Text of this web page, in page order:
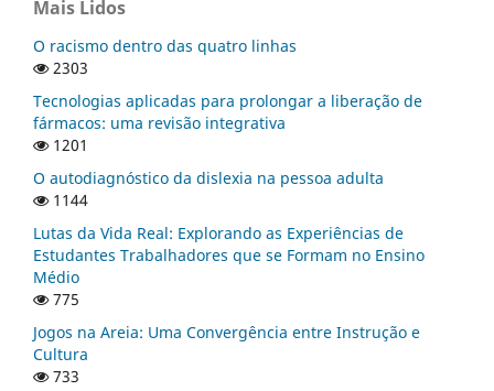
Mais Lidos
O racismo dentro das quatro linhas
2303
Tecnologias aplicadas para prolongar a liberação de
fármacos: uma revisão integrativa
1201
O autodiagnóstico da dislexia na pessoa adulta
1144
Lutas da Vida Real: Explorando as Experiências de
Estudantes Trabalhadores que se Formam no Ensino
Médio
775
Jogos na Areia: Uma Convergência entre Instrução e
Cultura
733